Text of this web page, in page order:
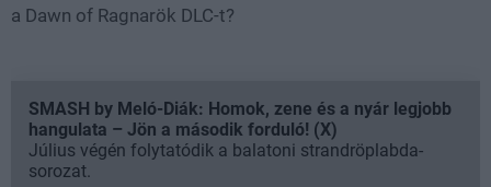
a Dawn of Ragnarök DLC-t?
SMASH by Meló-Diák: Homok, zene és a nyár legjobb
hangulata – Jön a második forduló! (X)
Július végén folytatódik a balatoni strandröplabda-
sorozat.